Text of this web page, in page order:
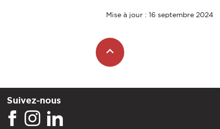
Mise à jour : 16 septembre 2024
Suivez-nous